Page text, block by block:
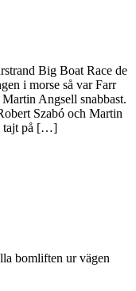
Big Boat Race de
i morse så var Farr
Angsell snabbast.
Szabó och Martin
tajt på […]
bomliften ur vägen